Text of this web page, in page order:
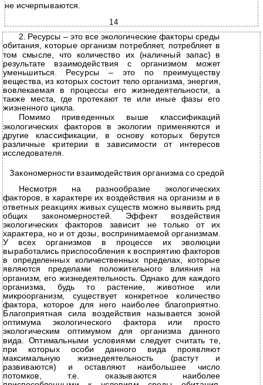
не исчерпываются.
14
2. Ресурсы – это все экологические факторы среды
обитания, которые организм потребляет, потребляет в
том смысле, что количество их (наличный запас) в
результате взаимодействия с организмом может
уменьшиться. Ресурсы – это по преимуществу
вещества, из которых состоит тело организма, энергия,
вовлекаемая в процессы его жизнедеятельности, а
также места, где протекают те или иные фазы его
жизненного цикла.
Помимо приведенных выше классификаций
экологических факторов в экологии применяются и
другие классификации, в основу которых берутся
различные критерии в зависимости от интересов
исследователя.
Закономерности взаимодействия организма со средой
Несмотря на разнообразие экологических
факторов, в характере их воздействия на организм и в
ответных реакциях живых существ можно выявить ряд
общих закономерностей. Эффект воздействия
экологических факторов зависит не только от их
характера, но и от дозы, воспринимаемой организмам.
У всех организмов в процессе их эволюции
выработались приспособления к восприятию факторов
в определенных количественных пределах, которые
являются пределами положительного влияния на
организм, его жизнедеятельность. Однако для каждого
организма, будь то растение, животное или
микроорганизм, существует конкретное количество
фактора, которое для него наиболее благоприятно.
Благоприятная сила воздействия называется зоной
оптимума экологического фактора или просто
экологическим оптимумом для организма данного
вида. Оптимальными условиями следует считать те,
при которых особи данного вида проявляют
максимальную жизнедеятельность (растут и
развиваются) и оставляют наибольшее число
потомков, т.е. оказываются наиболее